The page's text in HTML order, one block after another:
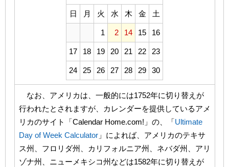
日 月 火 水 木 金 土
1 2 14 15 16
17 18 19 20 21 22 23
24 25 26 27 28 29 30
なお、アメリカは、一般的には1752年に切り替えが
行われたとされますが、カレンダーを提供しているアメ
リカのサイト「Calendar Home.com!」の、「Ultimate
Day of Week Calculator」によれば、アメリカのテキサ
ス州、フロリダ州、カリフォルニア州、ネバダ州、アリ
ゾナ州、ニューメキシコ州などは1582年に切り替えが